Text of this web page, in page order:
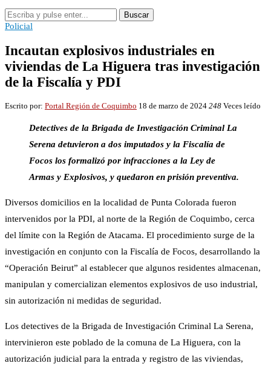
Buscar
Policial
Incautan explosivos industriales en
viviendas de La Higuera tras investigación
de la Fiscalía y PDI
Escrito por: Portal Región de Coquimbo 18 de marzo de 2024 248 Veces leído
Detectives de la Brigada de Investigación Criminal La
Serena detuvieron a dos imputados y la Fiscalía de
Focos los formalizó por infracciones a la Ley de
Armas y Explosivos, y quedaron en prisión preventiva.
Diversos domicilios en la localidad de Punta Colorada fueron
intervenidos por la PDI, al norte de la Región de Coquimbo, cerca
del límite con la Región de Atacama. El procedimiento surge de la
investigación en conjunto con la Fiscalía de Focos, desarrollando la
“Operación Beirut” al establecer que algunos residentes almacenan,
manipulan y comercializan elementos explosivos de uso industrial,
sin autorización ni medidas de seguridad.
Los detectives de la Brigada de Investigación Criminal La Serena,
intervinieron este poblado de la comuna de La Higuera, con la
autorización judicial para la entrada y registro de las viviendas,